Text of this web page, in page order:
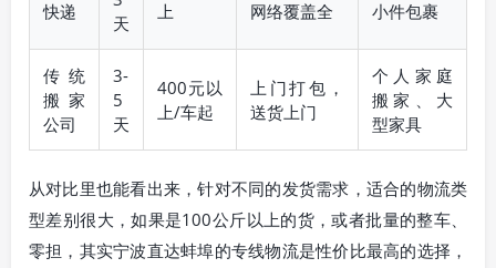
快递
天
上
网络覆盖全
小件包裹
传统
搬家
公司
3-
5
天
400元以
上/车起
上门打包，
送货上门
个人家庭
搬家、大
型家具
从对比里也能看出来，针对不同的发货需求，适合的物流类
型差别很大，如果是100公斤以上的货，或者批量的整车、
零担，其实宁波直达蚌埠的专线物流是性价比最高的选择，